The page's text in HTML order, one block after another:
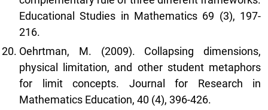
Educational Studies in Mathematics 69 (3), 197-
216.
Oehrtman, M. (2009). Collapsing dimensions,
physical limitation, and other student metaphors
for limit concepts. Journal for Research in
Mathematics Education, 40 (4), 396-426.